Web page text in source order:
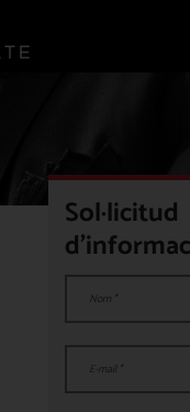
Sol·licitud